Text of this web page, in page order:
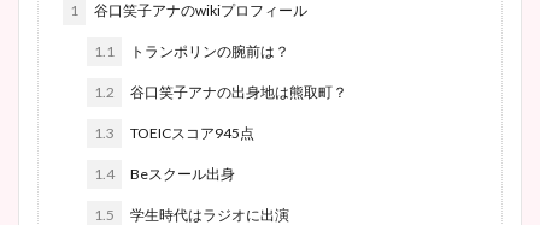
1 谷口笑子アナのwikiプロフィール
1.1 トランポリンの腕前は？
1.2 谷口笑子アナの出身地は熊取町？
1.3 TOEICスコア945点
1.4 Beスクール出身
1.5 学生時代はラジオに出演